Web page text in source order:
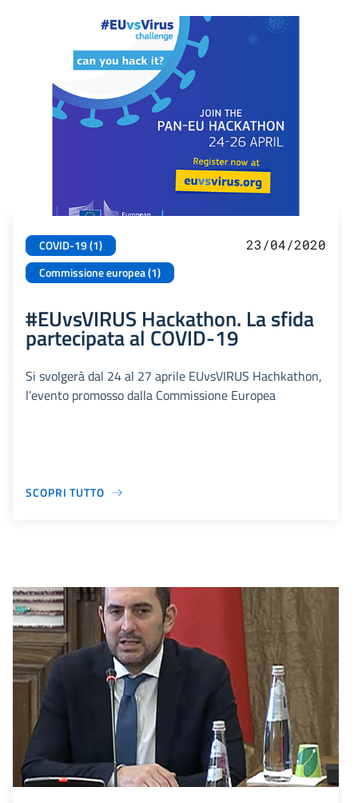
COVID-19 (1)
Commissione europea (1)
23/04/2020
#EUvsVIRUS Hackathon. La sfida
partecipata al COVID-19
Si svolgerà dal 24 al 27 aprile EUvsVIRUS Hachkathon,
l’evento promosso dalla Commissione Europea
SCOPRI TUTTO